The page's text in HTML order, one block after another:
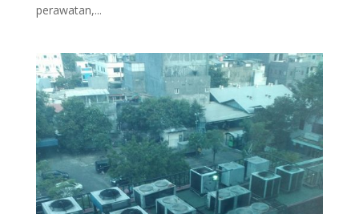
perawatan,...